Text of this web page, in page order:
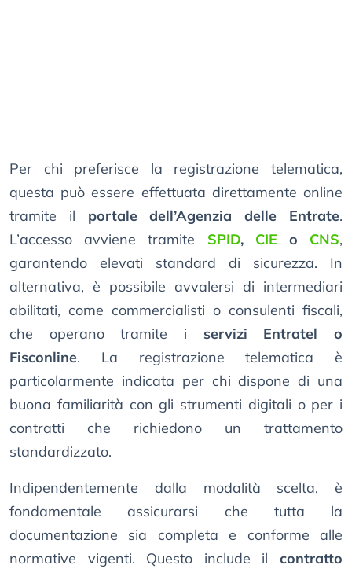
Per chi preferisce la registrazione telematica,
questa può essere effettuata direttamente online
tramite il portale dell’Agenzia delle Entrate.
L’accesso avviene tramite SPID, CIE o CNS,
garantendo elevati standard di sicurezza. In
alternativa, è possibile avvalersi di intermediari
abilitati, come commercialisti o consulenti fiscali,
che operano tramite i servizi Entratel o
Fisconline. La registrazione telematica è
particolarmente indicata per chi dispone di una
buona familiarità con gli strumenti digitali o per i
contratti che richiedono un trattamento
standardizzato.
Indipendentemente dalla modalità scelta, è
fondamentale assicurarsi che tutta la
documentazione sia completa e conforme alle
normative vigenti. Questo include il contratto